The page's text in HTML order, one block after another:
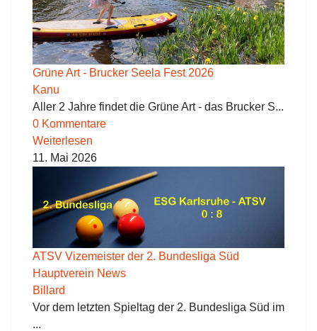
Grüne Art - Brucker Seela Fest 2026
Kanu
Aller 2 Jahre findet die Grüne Art - das Brucker S...
0 Kommentare
Weiterlesen
11. Mai 2026
ATSV Vizemeister der 2. Bundesliga Süd
Hauptverein News
Billard
Vor dem letzten Spieltag der 2. Bundesliga Süd im
...